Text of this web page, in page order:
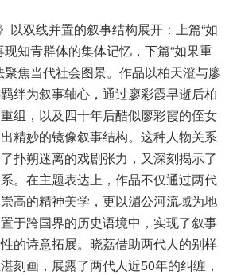
双线并置的叙事结构展开：上篇“如
知青群体的集体记忆，下篇“如果重
聚焦当代社会图景。作品以柏天澄与廖
绊为叙事轴心，通过廖彩霞早逝后柏
组，以及四十年后酷似廖彩霞的侄女
精妙的镜像叙事结构。这种人物关系
扑朔迷离的戏剧张力，又深刻揭示了
。在主题表达上，作品不仅通过两代
高的精神美学，更以湄公河流域为地
于跨国界的历史语境中，实现了叙事
的诗意拓展。晓荔借助两代人的别样
刻画，展露了两代人近50年的纠缠，